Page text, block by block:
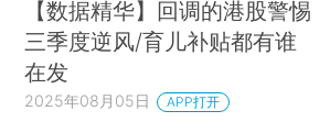
【数据精华】回调的港股警惕
三季度逆风/育儿补贴都有谁
在发
2025年08月05日 APP打开